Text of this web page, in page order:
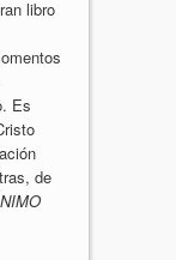
libro
Es
de